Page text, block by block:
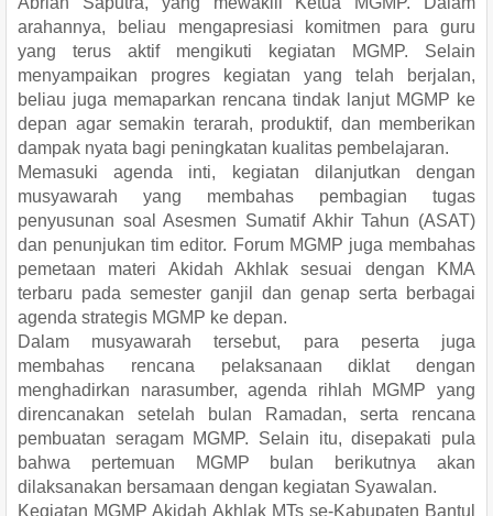
arahannya, beliau mengapresiasi komitmen para guru
yang terus aktif mengikuti kegiatan MGMP. Selain
menyampaikan progres kegiatan yang telah berjalan,
beliau juga memaparkan rencana tindak lanjut MGMP ke
depan agar semakin terarah, produktif, dan memberikan
dampak nyata bagi peningkatan kualitas pembelajaran.
Memasuki agenda inti, kegiatan dilanjutkan dengan
musyawarah yang membahas pembagian tugas
penyusunan soal Asesmen Sumatif Akhir Tahun (ASAT)
dan penunjukan tim editor. Forum MGMP juga membahas
pemetaan materi Akidah Akhlak sesuai dengan KMA
terbaru pada semester ganjil dan genap serta berbagai
agenda strategis MGMP ke depan.
Dalam musyawarah tersebut, para peserta juga
membahas rencana pelaksanaan diklat dengan
menghadirkan narasumber, agenda rihlah MGMP yang
direncanakan setelah bulan Ramadan, serta rencana
pembuatan seragam MGMP. Selain itu, disepakati pula
bahwa pertemuan MGMP bulan berikutnya akan
dilaksanakan bersamaan dengan kegiatan Syawalan.
Kegiatan MGMP Akidah Akhlak MTs se-Kabupaten Bantul